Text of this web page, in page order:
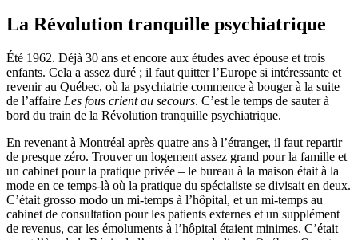
La Révolution tranquille psychiatrique
Été 1962. Déjà 30 ans et encore aux études avec épouse et trois
enfants. Cela a assez duré ; il faut quitter l’Europe si intéressante et
revenir au Québec, où la psychiatrie commence à bouger à la suite
de l’affaire Les fous crient au secours. C’est le temps de sauter à
bord du train de la Révolution tranquille psychiatrique.
En revenant à Montréal après quatre ans à l’étranger, il faut repartir
de presque zéro. Trouver un logement assez grand pour la famille et
un cabinet pour la pratique privée – le bureau à la maison était à la
mode en ce temps-là où la pratique du spécialiste se divisait en deux.
C’était grosso modo un mi-temps à l’hôpital, et un mi-temps au
cabinet de consultation pour les patients externes et un supplément
de revenus, car les émoluments à l’hôpital étaient minimes. C’était